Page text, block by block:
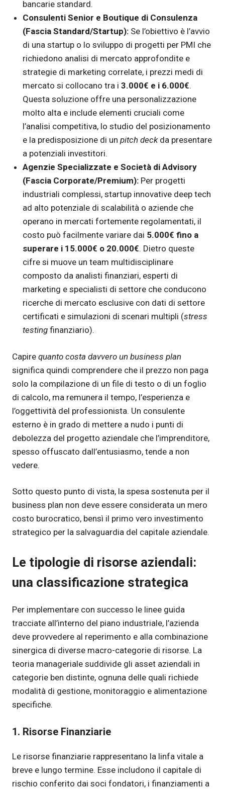
bancarie standard.
Consulenti Senior e Boutique di Consulenza
(Fascia Standard/Startup): Se l’obiettivo è l’avvio
di una startup o lo sviluppo di progetti per PMI che
richiedono analisi di mercato approfondite e
strategie di marketing correlate, i prezzi medi di
mercato si collocano tra i3.000€ e i 6.000€.
Questa soluzione offre una personalizzazione
molto alta e include elementi cruciali come
l’analisi competitiva, lo studio del posizionamento
e la predisposizione di unpitch deckda presentare
a potenziali investitori.
Agenzie Specializzate e Società di Advisory
(Fascia Corporate/Premium): Per progetti
industriali complessi, startup innovative deep tech
ad alto potenziale di scalabilità o aziende che
operano in mercati fortemente regolamentati, il
costo può facilmente variare dai 5.000€ fino a
superare i 15.000€ o 20.000€. Dietro queste
cifre si muove un team multidisciplinare
composto da analisti finanziari, esperti di
marketing e specialisti di settore che conducono
ricerche di mercato esclusive con dati di settore
certificati e simulazioni di scenari multipli (stress
testing finanziario).
Capire quanto costa davvero un business plan
significa quindi comprendere che il prezzo non paga
solo la compilazione di un file di testo o di un foglio
di calcolo, ma remunera il tempo, l’esperienza e
l’oggettività del professionista. Un consulente
esterno è in grado di mettere a nudo i punti di
debolezza del progetto aziendale che l’imprenditore,
spesso offuscato dall’entusiasmo, tende a non
vedere.
Sotto questo punto di vista, la spesa sostenuta per il
business plan non deve essere considerata un mero
costo burocratico, bensì il primo vero investimento
strategico per la salvaguardia del capitale aziendale.
Le tipologie di risorse aziendali:
una classificazione strategica
Per implementare con successo le linee guida
tracciate all’interno del piano industriale, l’azienda
deve provvedere al reperimento e alla combinazione
sinergica di diverse macro-categorie di risorse. La
teoria manageriale suddivide gli asset aziendali in
categorie ben distinte, ognuna delle quali richiede
modalità di gestione, monitoraggio e alimentazione
specifiche.
1. Risorse Finanziarie
Le risorse finanziarie rappresentano la linfa vitale a
breve e lungo termine. Esse includono il capitale di
rischio conferito dai soci fondatori, i finanziamenti a